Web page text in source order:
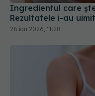
Ingredientul care
Rezultatele i-au
28 ian 2026, 11:28